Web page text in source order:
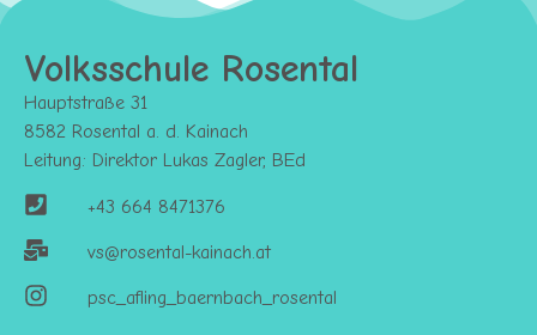
Volksschule Rosental
Hauptstraße 31
8582 Rosental a. d. Kainach
Leitung: Direktor Lukas Zagler, BEd
+43 664 8471376
vs@rosental-kainach.at
psc_afling_baernbach_rosental